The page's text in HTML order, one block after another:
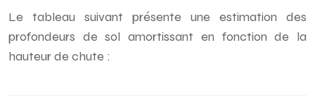
Le tableau suivant présente une estimation des
profondeurs de sol amortissant en fonction de la
hauteur de chute :